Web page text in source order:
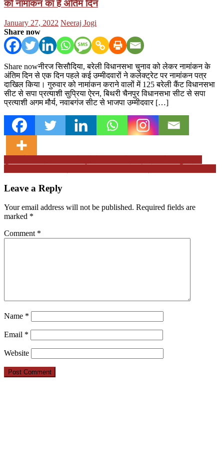
को नामांकन का है अंतिम दिन
Posted
on
January 27, 2022 Author
Neeraj Jogi
Share now
Share nowनीरज सिसौदिया, बरेली विधानसभा चुनाव को लेकर नामांकन के
अंतिम दिन से एक दिन पहले कई उम्‍मीदवारों ने कलेक्‍ट्रेट पर नामांकन पत्र
दाखिल किया। गुरुवार को नामांकन कराने वालों में 125 बरेली कैंट विधानसभा
सीट से सपा प्रत्‍याशी सुप्रिया ऐरन, बिथरी चैनपुर विधानसभा सीट से सपा
प्रत्‍याशी अगम मौर्य, नवाबगंज सीट से भाजपा उम्‍मीदवार […]
Post
navigation
Leave a Reply
Your email address will not be published. Required fields are
marked *
Comment *
Name *
Email *
Website